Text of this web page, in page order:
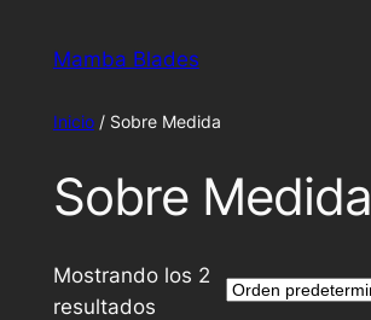
Mamba Blades
Inicio/ Sobre Medida
Sobre Medida
Mostrando los 2
resultados